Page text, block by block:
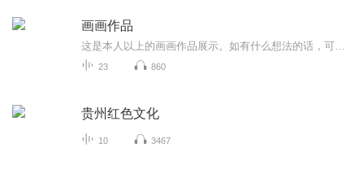
画画作品
23 860
贵州红色文化
10 3467